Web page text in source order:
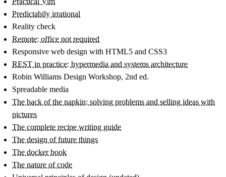
Predictabily irrational
Reality check
Remote: office not required
Responsive web design with HTML5 and CSS3
REST in practice: hypermedia and systems architecture
Robin Williams Design Workshop, 2nd ed.
Spreadable media
The back of the napkin: solving problems and selling ideas with
pictures
The complete recipe writing guide
The design of future things
The docker book
The nature of code